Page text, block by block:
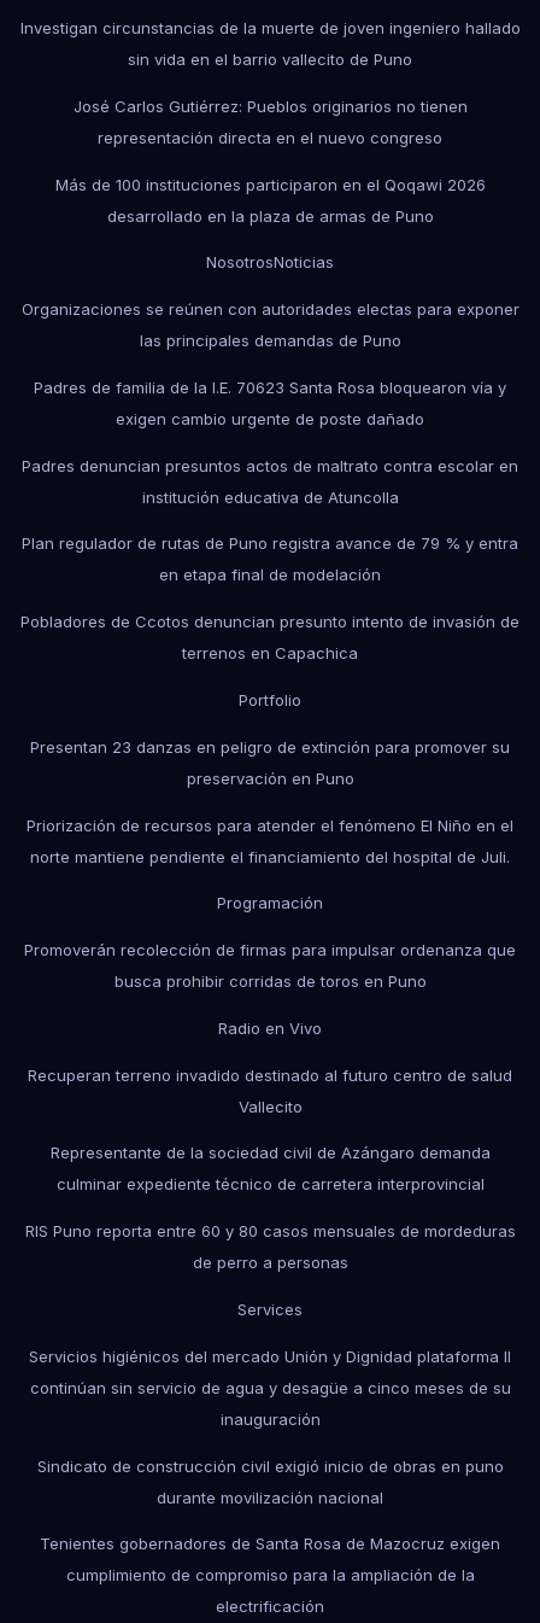
Investigan circunstancias de la muerte de joven ingeniero hallado
sin vida en el barrio vallecito de Puno
José Carlos Gutiérrez: Pueblos originarios no tienen
representación directa en el nuevo congreso
Más de 100 instituciones participaron en el Qoqawi 2026
desarrollado en la plaza de armas de Puno
NosotrosNoticias
Organizaciones se reúnen con autoridades electas para exponer
las principales demandas de Puno
Padres de familia de la I.E. 70623 Santa Rosa bloquearon vía y
exigen cambio urgente de poste dañado
Padres denuncian presuntos actos de maltrato contra escolar en
institución educativa de Atuncolla
Plan regulador de rutas de Puno registra avance de 79 % y entra
en etapa final de modelación
Pobladores de Ccotos denuncian presunto intento de invasión de
terrenos en Capachica
Portfolio
Presentan 23 danzas en peligro de extinción para promover su
preservación en Puno
Priorización de recursos para atender el fenómeno El Niño en el
norte mantiene pendiente el financiamiento del hospital de Juli.
Programación
Promoverán recolección de firmas para impulsar ordenanza que
busca prohibir corridas de toros en Puno
Radio en Vivo
Recuperan terreno invadido destinado al futuro centro de salud
Vallecito
Representante de la sociedad civil de Azángaro demanda
culminar expediente técnico de carretera interprovincial
RIS Puno reporta entre 60 y 80 casos mensuales de mordeduras
de perro a personas
Services
Servicios higiénicos del mercado Unión y Dignidad plataforma II
continúan sin servicio de agua y desagüe a cinco meses de su
inauguración
Sindicato de construcción civil exigió inicio de obras en puno
durante movilización nacional
Tenientes gobernadores de Santa Rosa de Mazocruz exigen
cumplimiento de compromiso para la ampliación de la
electrificación